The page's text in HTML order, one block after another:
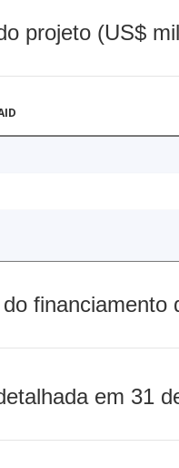
projeto (US$
em 31